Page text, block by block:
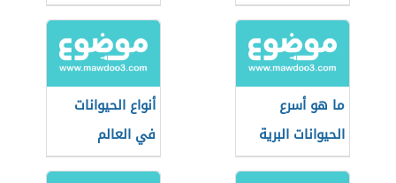
ما هو أسرع
الحيوانات البرية
أنواع الحيوانات
في العالم